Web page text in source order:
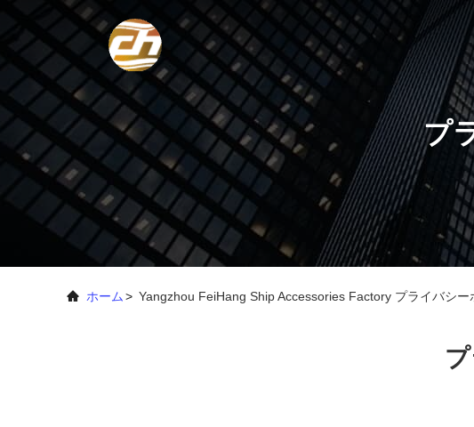
プ
ホーム > Yangzhou FeiHang Ship Accessories Factory プライバシー